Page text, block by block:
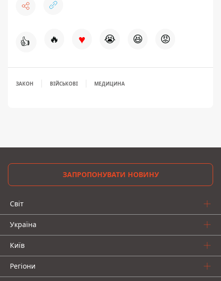
👍 🔥 ♥ 😭 😆 😡
ЗАКОН ВІЙСЬКОВІ МЕДИЦИНА
ЗАПРОПОНУВАТИ НОВИНУ
Світ
Україна
Київ
Регіони